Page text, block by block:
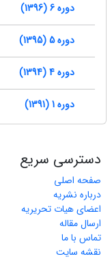
دوره 6 (1396)
دوره 5 (1395)
دوره 4 (1394)
دوره 1 (1391)
دسترسی سریع
صفحه اصلی
درباره نشریه
اعضای هیات تحریریه
ارسال مقاله
تماس با ما
نقشه سایت